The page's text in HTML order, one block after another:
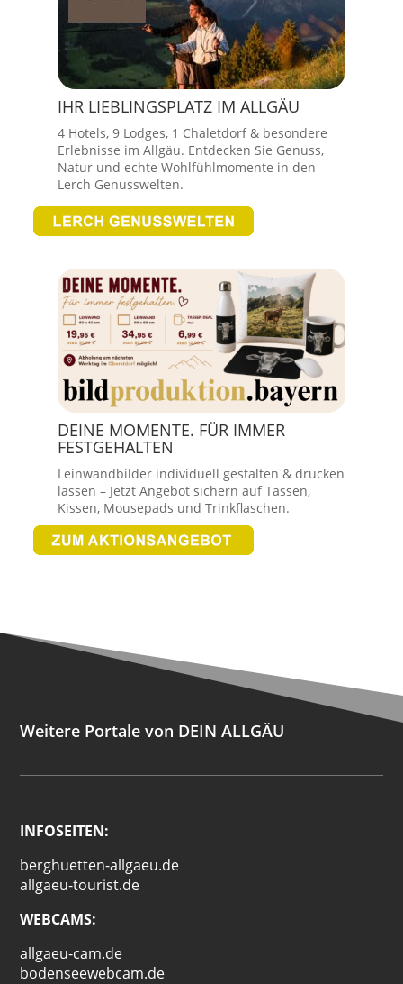
IHR LIEBLINGSPLATZ IM ALLGÄU
4 Hotels, 9 Lodges, 1 Chaletdorf & besondere
Erlebnisse im Allgäu. Entdecken Sie Genuss,
Natur und echte Wohlfühlmomente in den
Lerch Genusswelten.
DEINE MOMENTE. FÜR IMMER
FESTGEHALTEN
Leinwandbilder individuell gestalten & drucken
lassen – Jetzt Angebot sichern auf Tassen,
Kissen, Mousepads und Trinkflaschen.
Weitere Portale von DEIN ALLGÄU
INFOSEITEN:
berghuetten-allgaeu.de
allgaeu-tourist.de
WEBCAMS:
allgaeu-cam.de
bodenseewebcam.de